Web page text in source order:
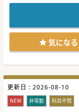
ご興味がございま
気になる
更新日 : 2026-08-10
NEW 非常勤 科目不問